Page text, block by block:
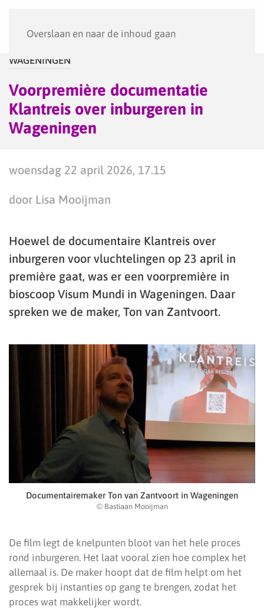
Overslaan en naar de inhoud gaan
WAGENINGEN
Voorpremière documentatie
Klantreis over inburgeren in
Wageningen
woensdag 22 april 2026, 17.15
door Lisa Mooijman
Hoewel de documentaire Klantreis over
inburgeren voor vluchtelingen op 23 april in
première gaat, was er een voorpremière in
bioscoop Visum Mundi in Wageningen. Daar
spreken we de maker, Ton van Zantvoort.
Documentairemaker Ton van Zantvoort in Wageningen
© Bastiaan Mooijman
De film legt de knelpunten bloot van het hele proces
rond inburgeren. Het laat vooral zien hoe complex het
allemaal is. De maker hoopt dat de film helpt om het
gesprek bij instanties op gang te brengen, zodat het
proces wat makkelijker wordt.